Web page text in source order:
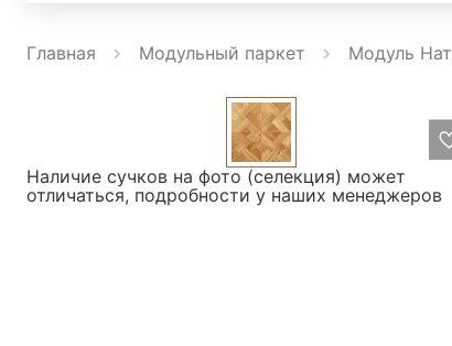
Главная Модульный паркет Модуль
Наличие сучков на фото (селекция) может
отличаться, подробности у наших менеджеров